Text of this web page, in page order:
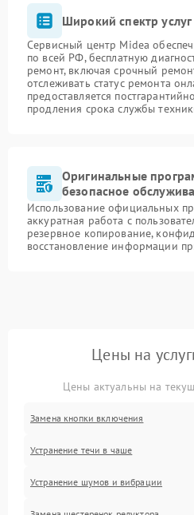
Широкий спектр услуг
Сервисный центр Midea
по всей РФ, бесплатную
ремонт, включая срочный
отслеживать статус ремонта
предоставляется
продления срока службы
Оригинальные
безопасное
Использование официальных
аккуратная работа с
резервное копирование,
восстановление информации
Цены на
Цены актуальны на
Замена кнопки включения
Устранение течи в чаше
Устранение шумов и вибрации